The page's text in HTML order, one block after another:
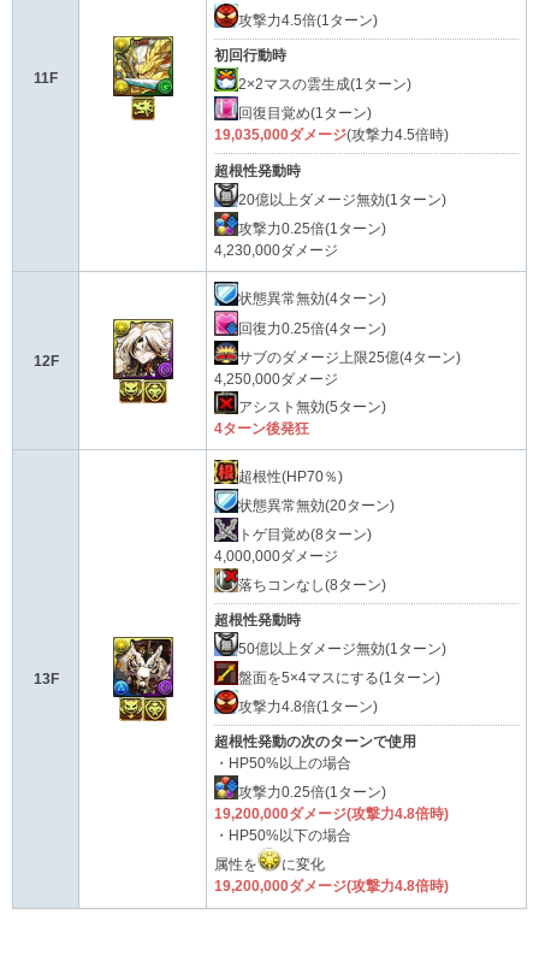
11F
攻撃力4.5倍(1ターン)
初回行動時
2×2マスの雲生成(1ターン)
回復目覚め(1ターン)
19,035,000ダメージ(攻撃力4.5倍時)
超根性発動時
20億以上ダメージ無効(1ターン)
攻撃力0.25倍(1ターン)
4,230,000ダメージ
12F
状態異常無効(4ターン)
回復力0.25倍(4ターン)
サブのダメージ上限25億(4ターン)
4,250,000ダメージ
アシスト無効(5ターン)
4ターン後発狂
13F
超根性(HP70％)
状態異常無効(20ターン)
トゲ目覚め(8ターン)
4,000,000ダメージ
落ちコンなし(8ターン)
超根性発動時
50億以上ダメージ無効(1ターン)
盤面を5×4マスにする(1ターン)
攻撃力4.8倍(1ターン)
超根性発動の次のターンで使用
・HP50%以上の場合
攻撃力0.25倍(1ターン)
19,200,000ダメージ(攻撃力4.8倍時)
・HP50%以下の場合
属性を
に変化
19,200,000ダメージ(攻撃力4.8倍時)